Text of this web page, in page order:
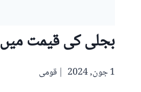
بجلی کی قیمت میں 3 روپے 25 پیسے فی یونٹ اضافے کی منظوری
1 جون, 2024 قومی